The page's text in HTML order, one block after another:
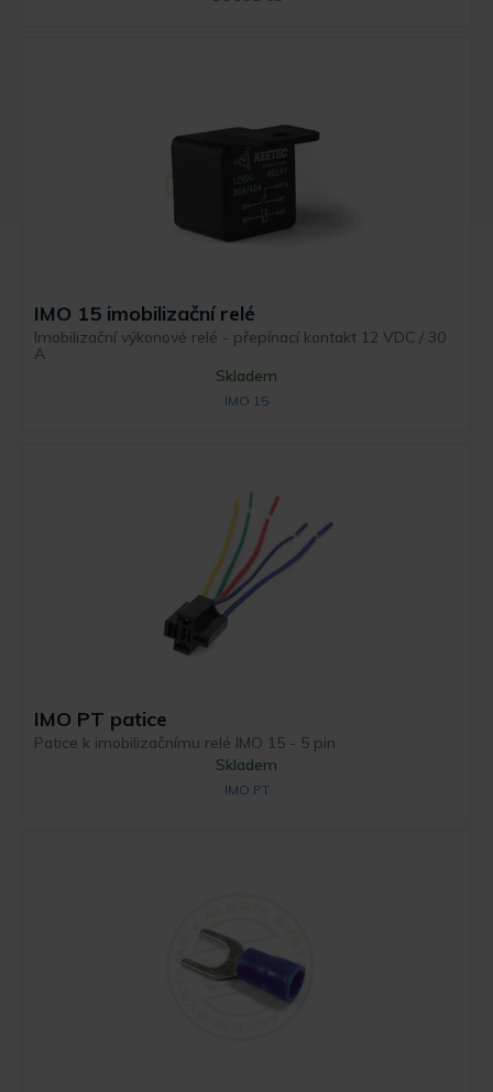
IMO 15 imobilizační relé
Imobilizační výkonové relé - přepínací kontakt 12 VDC / 30
A
Skladem
IMO 15
IMO PT patice
Patice k imobilizačnímu relé IMO 15 - 5 pin
Skladem
IMO PT